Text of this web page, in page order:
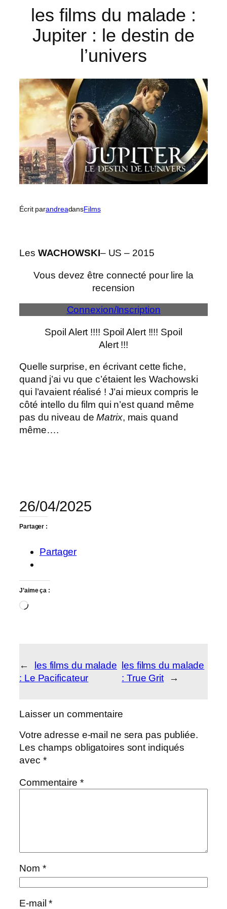
les films du malade :
Jupiter : le destin de
l’univers
Écrit parandreadansFilms
Les WACHOWSKI– US – 2015
Vous devez être connecté pour lire la
recension
Connexion/Inscription
Spoil Alert !!!! Spoil Alert !!!! Spoil
Alert !!!
Quelle surprise, en écrivant cette fiche,
quand j’ai vu que c’étaient les Wachowski
qui l’avaient réalisé ! J’ai mieux compris le
côté intello du film qui n’est quand même
pas du niveau deMatrix, mais quand
même….
26/04/2025
Partager :
Partager
J’aime ça :
Chargement…
←
les films du malade
: Le Pacificateur
les films du malade
: True Grit
→
Laisser un commentaire
Votre adresse e-mail ne sera pas publiée.
Les champs obligatoires sont indiqués
avec *
Commentaire *
Nom *
E-mail*